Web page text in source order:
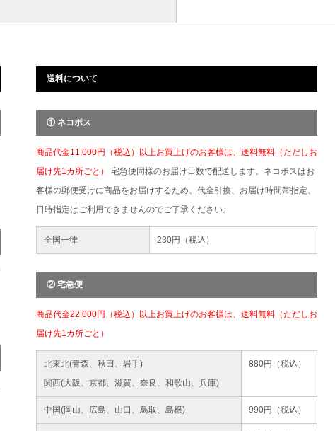
送料について
① ネコポス
商品代金11,000円（税込）以上お買上げのお客様は、送料無料（ただしお
届け先1カ所ごと） 宅急便同様のお届け日数で配送します。ネコポスはお
客様の郵便受けに商品をお届けするため、代金引換、お届け時間帯指定、
日時指定はご利用できませんのでご了承ください。
全国一律 230円（税込）
② 宅急便
商品代金22,000円（税込）以上お買上げのお客様は、送料無料（ただしお
届け先1カ所ごと）
北東北(青森、秋田、岩手)
関西(大阪、京都、滋賀、奈良、和歌山、兵庫)
880円（税込）
中国(岡山、広島、山口、鳥取、島根) 990円（税込）